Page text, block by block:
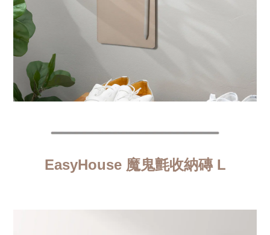
EasyHouse 魔鬼氈收納磚 L